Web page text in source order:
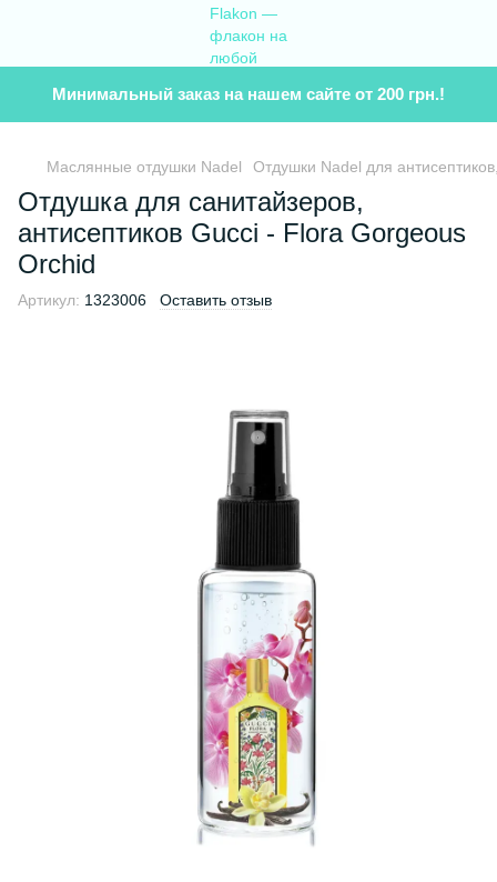
Минимальный заказ на нашем сайте от 200 грн.!
Маслянные отдушки Nadel Отдушки Nadel для
Отдушка для санитайзеров,
антисептиков Gucci - Flora Gorgeous
Orchid
Артикул: 1323006 Оставить отзыв